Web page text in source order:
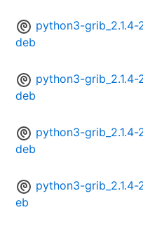
python3-grib_2.1.4-
deb
python3-grib_2.1.4-
deb
python3-grib_2.1.4-
deb
python3-grib_2.1.4-
eb